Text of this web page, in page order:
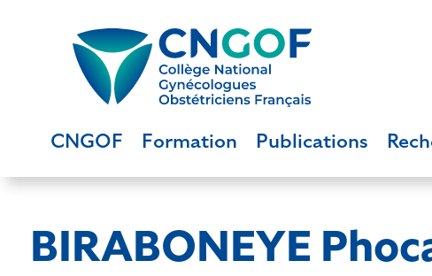
CNGOF Formation Publications
BIRABONEYE